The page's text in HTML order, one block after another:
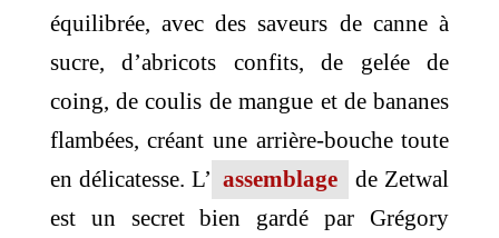
équilibrée, avec des saveurs de canne à
sucre, d’abricots confits, de gelée de
coing, de coulis de mangue et de bananes
flambées, créant une arrière-bouche toute
en délicatesse. L’ assemblage
de Zetwal
est un secret bien gardé par Grégory